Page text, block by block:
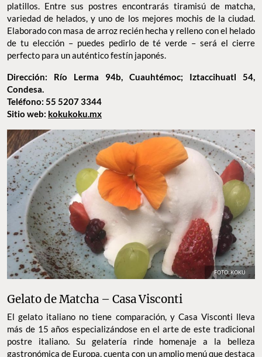
platillos. Entre sus postres encontrarás tiramisú de matcha,
variedad de helados, y uno de los mejores mochis de la ciudad.
Elaborado con masa de arroz recién hecha y relleno con el helado
de tu elección – puedes pedirlo de té verde – será el cierre
perfecto para un auténtico festín japonés.
Dirección: Río Lerma 94b, Cuauhtémoc; Iztaccihuatl 54,
Condesa.
Teléfono: 55 5207 3344
Sitio web: kokukoku.mx
FOTO: KOKU
Gelato de Matcha – Casa Visconti
El gelato italiano no tiene comparación, y Casa Visconti lleva
más de 15 años especializándose en el arte de este tradicional
postre italiano. Su gelatería rinde homenaje a la belleza
gastronómica de Europa, cuenta con un amplio menú que destaca